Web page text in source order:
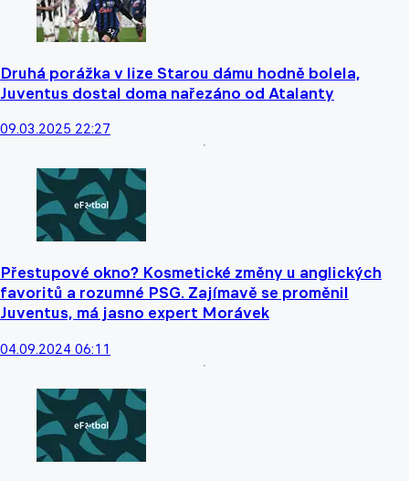
Druhá porážka v lize Starou dámu hodně bolela,
Juventus dostal doma nařezáno od Atalanty
09.03.2025 22:27
Přestupové okno? Kosmetické změny u anglických
favoritů a rozumné PSG. Zajímavě se proměnil
Juventus, má jasno expert Morávek
04.09.2024 06:11